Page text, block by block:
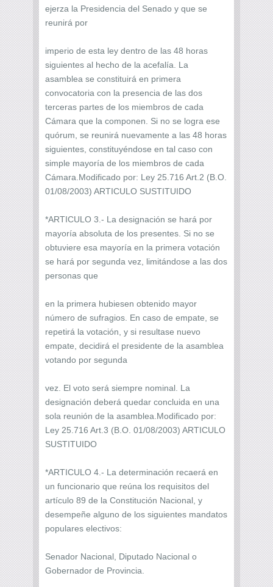
ejerza la Presidencia del Senado y que se
reunirá por
imperio de esta ley dentro de las 48 horas
siguientes al hecho de la acefalía. La
asamblea se constituirá en primera
convocatoria con la presencia de las dos
terceras partes de los miembros de cada
Cámara que la componen. Si no se logra ese
quórum, se reunirá nuevamente a las 48 horas
siguientes, constituyéndose en tal caso con
simple mayoría de los miembros de cada
Cámara.Modificado por: Ley 25.716 Art.2 (B.O.
01/08/2003) ARTICULO SUSTITUIDO
*ARTICULO 3.- La designación se hará por
mayoría absoluta de los presentes. Si no se
obtuviere esa mayoría en la primera votación
se hará por segunda vez, limitándose a las dos
personas que
en la primera hubiesen obtenido mayor
número de sufragios. En caso de empate, se
repetirá la votación, y si resultase nuevo
empate, decidirá el presidente de la asamblea
votando por segunda
vez. El voto será siempre nominal. La
designación deberá quedar concluida en una
sola reunión de la asamblea.Modificado por:
Ley 25.716 Art.3 (B.O. 01/08/2003) ARTICULO
SUSTITUIDO
*ARTICULO 4.- La determinación recaerá en
un funcionario que reúna los requisitos del
artículo 89 de la Constitución Nacional, y
desempeñe alguno de los siguientes mandatos
populares electivos:
Senador Nacional, Diputado Nacional o
Gobernador de Provincia.